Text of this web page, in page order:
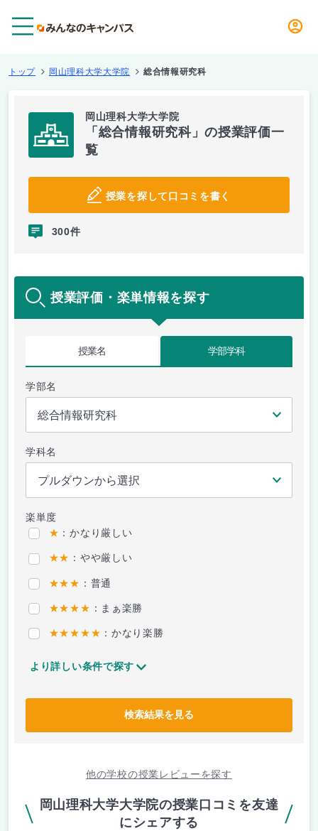
トップ 岡山理科大学大学院 総合情報研究科
岡山理科大学大学院
「総合情報研究科」の授業評価一
覧
授業を探して口コミを書く
300件
授業評価・楽単情報を探す
授業名 学部学科
学部名
学科名
楽単度
★ ：かなり厳しい
★★ ：やや厳しい
★★★ ：普通
★★★★ ：まぁ楽勝
★★★★★ ：かなり楽勝
より詳しい条件で探す
検索結果を見る
他の学校の授業レビューを探す
岡山理科大学大学院の授業口コミを友達
にシェアする